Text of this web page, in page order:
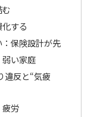
する
保険設計が先
い家庭
違反と“気疲
労